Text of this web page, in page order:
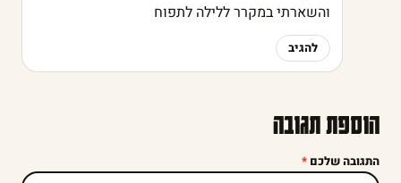
והשארתי במקרר ללילה לתפוח
להגיב
הוספת תגובה
התגובה שלכם *